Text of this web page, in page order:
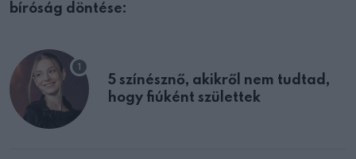
bíróság döntése:
5 színésznő, akikről nem tudtad,
hogy fiúként születtek